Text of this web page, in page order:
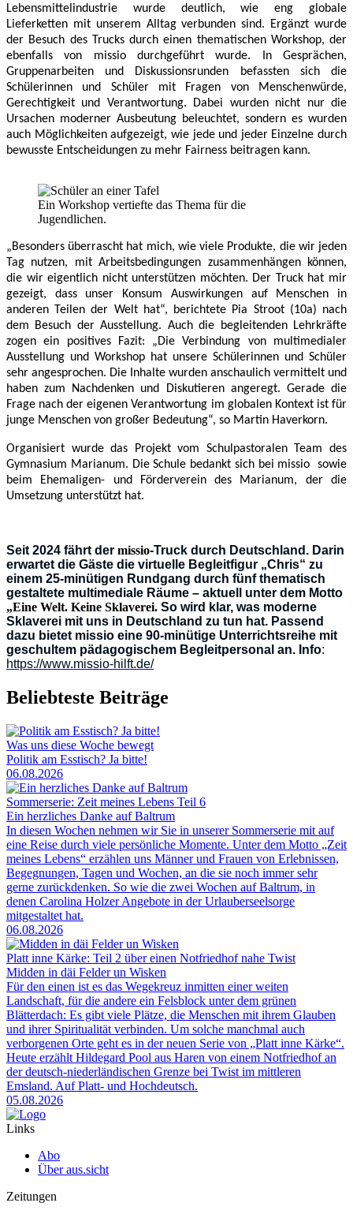
Lebensmittelindustrie wurde deutlich, wie eng globale
Lieferketten mit unserem Alltag verbunden sind.
Ergänzt wurde
der Besuch des Trucks durch einen thematischen Workshop, der
ebenfalls von missio durchgeführt wurde. In Gesprächen,
Gruppenarbeiten und Diskussionsrunden befassten sich die
Schülerinnen und Schüler mit Fragen von Menschenwürde,
Gerechtigkeit und Verantwortung. Dabei wurden nicht nur die
Ursachen moderner Ausbeutung beleuchtet, sondern es wurden
auch Möglichkeiten aufgezeigt, wie jede und jeder Einzelne durch
bewusste Entscheidungen zu mehr Fairness beitragen kann.
Ein Workshop vertiefte das Thema für die
Jugendlichen.
„Besonders überrascht hat mich, wie viele Produkte, die wir jeden
Tag nutzen, mit Arbeitsbedingungen zusammenhängen können,
die wir eigentlich nicht unterstützen möchten. Der Truck hat mir
gezeigt, dass unser Konsum Auswirkungen auf Menschen in
anderen Teilen der Welt hat“, berichtete Pia Stroot (10a) nach
dem Besuch der Ausstellung. Auch die begleitenden Lehrkräfte
zogen ein positives Fazit: „Die Verbindung von multimedialer
Ausstellung und Workshop hat unsere Schülerinnen und Schüler
sehr angesprochen. Die Inhalte wurden anschaulich vermittelt und
haben zum Nachdenken und Diskutieren angeregt. Gerade die
Frage nach der eigenen Verantwortung im globalen Kontext ist für
junge Menschen von großer Bedeutung“, so Martin Haverkorn.
Organisiert wurde das Projekt vom Schulpastoralen Team des
Gymnasium Marianum. Die Schule bedankt sich bei missio sowie
beim Ehemaligen- und Förderverein des Marianum, der die
Umsetzung unterstützt hat.
Seit 2024 fährt der missio-Truck durch Deutschland. Darin
erwartet die Gäste die virtuelle Begleitfigur „Chris“ zu
einem 25-minütigen Rundgang durch fünf thematisch
gestaltete multimediale Räume – aktuell unter dem Motto
„Eine Welt. Keine Sklaverei. So wird klar, was moderne
Sklaverei mit uns in Deutschland zu tun hat. Passend
dazu bietet missio eine 90-minütige Unterrichtsreihe mit
geschultem pädagogischem Begleitpersonal an. Info:
https://www.missio-hilft.de/
Beliebteste Beiträge
Was uns diese Woche bewegt
Politik am Esstisch? Ja bitte!
06.08.2026
Sommerserie: Zeit meines Lebens Teil 6
Ein herzliches Danke auf Baltrum
In diesen Wochen nehmen wir Sie in unserer Sommerserie mit auf
eine Reise durch viele persönliche Momente. Unter dem Motto „Zeit
meines Lebens“ erzählen uns Männer und Frauen von Erlebnissen,
Begegnungen, Tagen und Wochen, an die sie noch immer sehr
gerne zurückdenken. So wie die zwei Wochen auf Baltrum, in
denen Carolina Holzer Angebote in der Urlauberseelsorge
mitgestaltet hat.
06.08.2026
Platt inne Kärke: Teil 2 über einen Notfriedhof nahe Twist
Midden in däi Felder un Wisken
Für den einen ist es das Wegekreuz inmitten einer weiten
Landschaft, für die andere ein Felsblock unter dem grünen
Blätterdach: Es gibt viele Plätze, die Menschen mit ihrem Glauben
und ihrer Spiritualität verbinden. Um solche manchmal auch
verborgenen Orte geht es in der neuen Serie von „Platt inne Kärke“.
Heute erzählt Hildegard Pool aus Haren von einem Notfriedhof an
der deutsch-niederländischen Grenze bei Twist im mittleren
Emsland. Auf Platt- und Hochdeutsch.
05.08.2026
Links
Abo
Über aus.sicht
Zeitungen